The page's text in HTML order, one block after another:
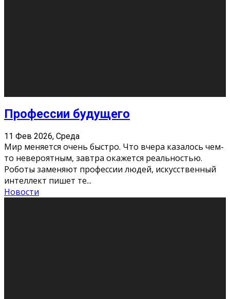
Как бороться со стрессом
11 Фев 2026, Среда
Стресс – нормальная реакция организма, когда
факторов, воздействующих на твой организм
больше, чем ресурсов. Есть советы, как бороться со
стрессовым состояни
Новости